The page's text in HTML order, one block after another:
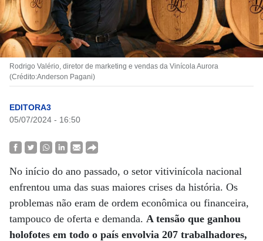
Rodrigo Valério, diretor de marketing e vendas da Vinícola Aurora
(Crédito:Anderson Pagani)
EDITORA3
05/07/2024 - 16:50
No início do ano passado, o setor vitivinícola nacional
enfrentou uma das suas maiores crises da história. Os
problemas não eram de ordem econômica ou financeira,
tampouco de oferta e demanda. A tensão que ganhou
holofotes em todo o país envolvia 207 trabalhadores,